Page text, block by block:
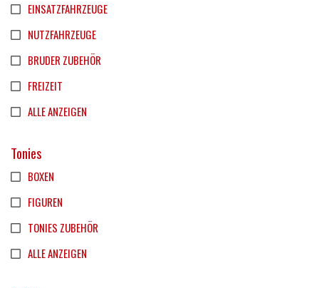
EINSATZFAHRZEUGE
NUTZFAHRZEUGE
BRUDER ZUBEHÖR
FREIZEIT
ALLE ANZEIGEN
Tonies
BOXEN
FIGUREN
TONIES ZUBEHÖR
ALLE ANZEIGEN